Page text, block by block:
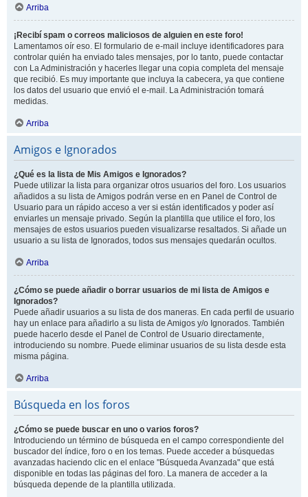
Arriba
¡Recibí spam o correos maliciosos de alguien en este foro!
Lamentamos oír eso. El formulario de e-mail incluye identificadores para
controlar quién ha enviado tales mensajes, por lo tanto, puede contactar
con La Administración y hacerles llegar una copia completa del mensaje
que recibió. Es muy importante que incluya la cabecera, ya que contiene
los datos del usuario que envió el e-mail. La Administración tomará
medidas.
Arriba
Amigos e Ignorados
¿Qué es la lista de Mis Amigos e Ignorados?
Puede utilizar la lista para organizar otros usuarios del foro. Los usuarios
añadidos a su lista de Amigos podrán verse en en Panel de Control de
Usuario para un rápido acceso a ver si están identificados y poder así
enviarles un mensaje privado. Según la plantilla que utilice el foro, los
mensajes de estos usuarios pueden visualizarse resaltados. Si añade un
usuario a su lista de Ignorados, todos sus mensajes quedarán ocultos.
Arriba
¿Cómo se puede añadir o borrar usuarios de mi lista de Amigos e
Ignorados?
Puede añadir usuarios a su lista de dos maneras. En cada perfil de usuario
hay un enlace para añadirlo a su lista de Amigos y/o Ignorados. También
puede hacerlo desde el Panel de Control de Usuario directamente,
introduciendo su nombre. Puede eliminar usuarios de su lista desde esta
misma página.
Arriba
Búsqueda en los foros
¿Cómo se puede buscar en uno o varios foros?
Introduciendo un término de búsqueda en el campo correspondiente del
buscador del índice, foro o en los temas. Puede acceder a búsquedas
avanzadas haciendo clic en el enlace "Búsqueda Avanzada" que está
disponible en todas las páginas del foro. La manera de acceder a la
búsqueda depende de la plantilla utilizada.